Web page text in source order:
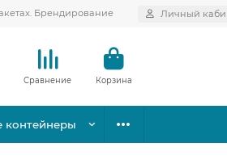
Брендирование Личный
Сравнение Корзина
контейнеры